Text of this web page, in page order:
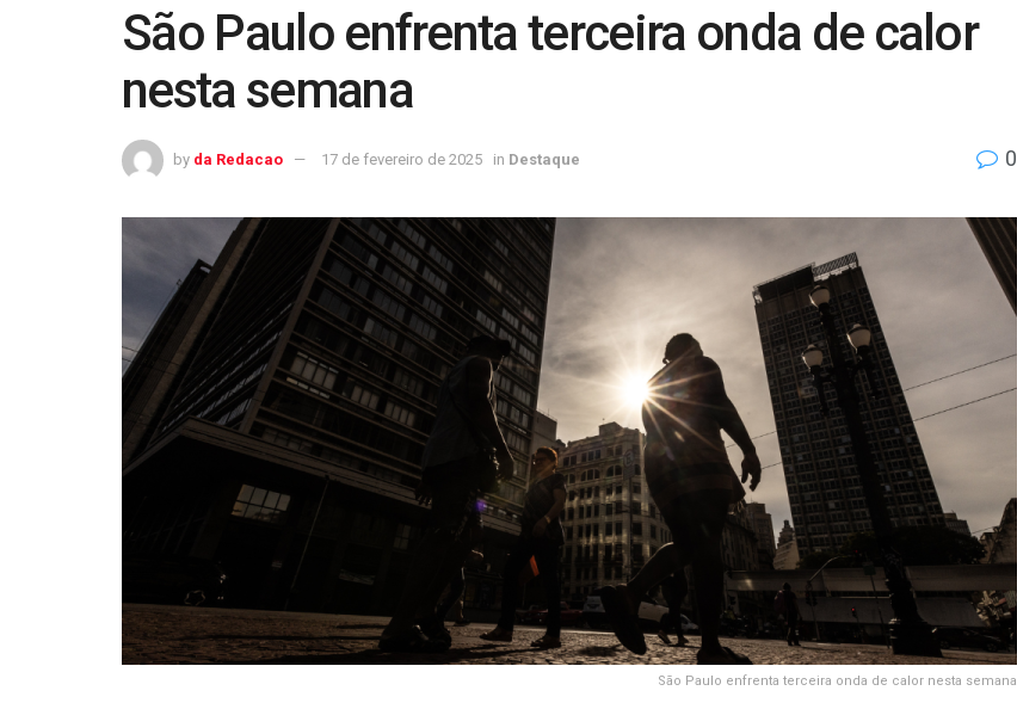
São Paulo enfrenta terceira onda de calor
nesta semana
by da Redacao 17 de fevereiro de 2025 in Destaque 0
São Paulo enfrenta terceira onda de calor nesta semana